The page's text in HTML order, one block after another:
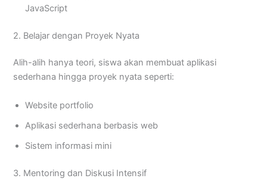
JavaScript
2. Belajar dengan Proyek Nyata
Alih-alih hanya teori, siswa akan membuat aplikasi
sederhana hingga proyek nyata seperti:
Website portfolio
Aplikasi sederhana berbasis web
Sistem informasi mini
3. Mentoring dan Diskusi Intensif